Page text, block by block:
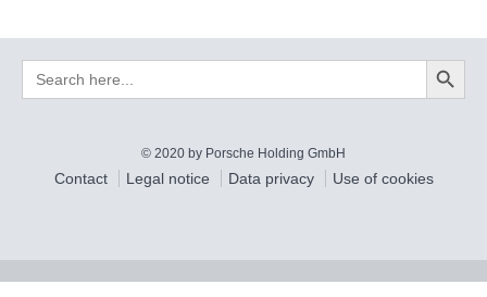
Search
for:
Search Button
© 2020 by Porsche Holding GmbH
Contact Legal notice Data privacy Use of cookies